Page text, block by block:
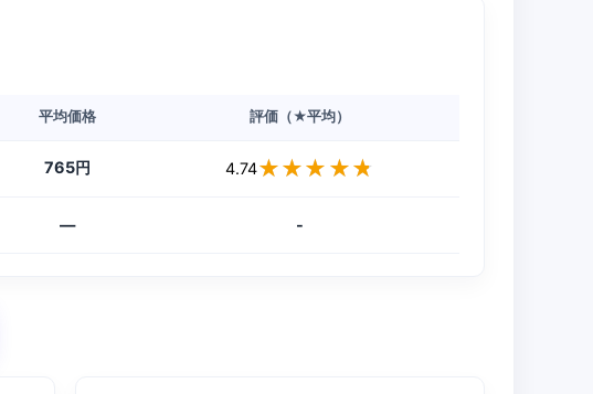
平均価格 評価（★平均）
765円 4.74★★★★★
★★★★★
— -